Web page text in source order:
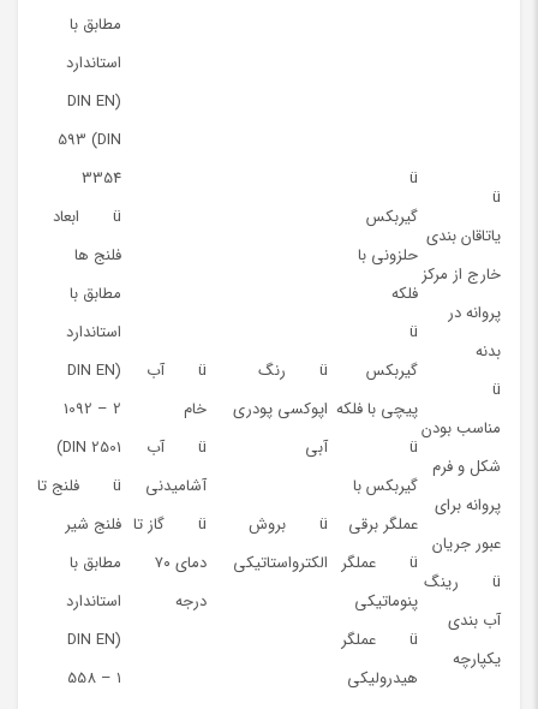
یاتاقان بندی
خارج از مرکز
پروانه در
بدنه
مناسب بودن
شکل و فرم
پروانه برای
عبور جریان
ü رینگ
آب بندی
یکپارچه
گیربکس
حلزونی با
فلکه
گیربکس
پیچی با فلکه
گیربکس با
عملگر برقی
ü عملگر
پنوماتیکی
ü عملگر
هیدرولیکی
ü رنگ
اپوکسی پودری
آبی
ü بروش
الکترواستاتیکی
ü آب
خام
ü آب
آشامیدنی
ü گاز تا
دمای ۷۰
درجه
مطابق با
استاندارد
(DIN EN
593 (DIN
3354
ü ابعاد
فلنج ها
مطابق با
استاندارد
(DIN EN
1092 – 2
(DIN 2501
ü فلنج تا
فلنج شیر
مطابق با
استاندارد
(DIN EN
558 – ۱